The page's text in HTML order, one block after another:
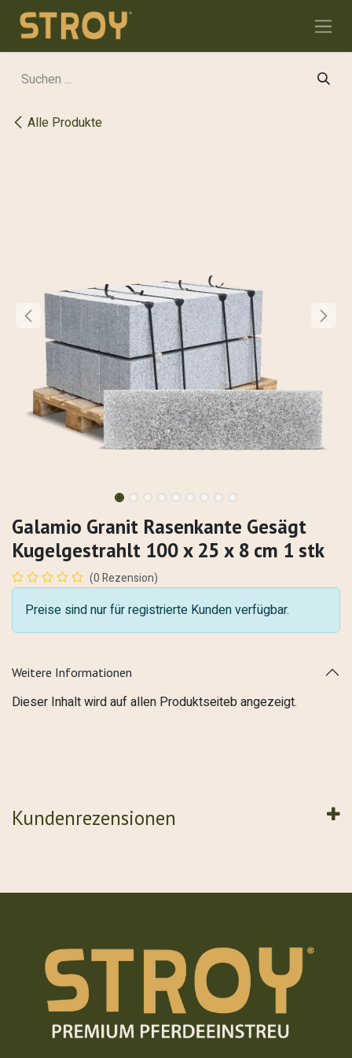
Zum Inhalt springen
Alle Produkte
Galamio Granit Rasenkante Gesägt
Kugelgestrahlt 100 x 25 x 8 cm 1 stk
(0 Rezension)
Preise sind nur für registrierte Kunden verfügbar.
Weitere Informationen
Dieser Inhalt wird auf allen Produktseiteb angezeigt.
Kundenrezensionen